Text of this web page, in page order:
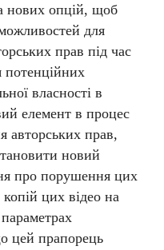
нових опцій, щоб
для
прав під час
потенційних
власності в
елемент в процес
авторських прав,
новий
про порушення цих
цих відео на
цей прапорець